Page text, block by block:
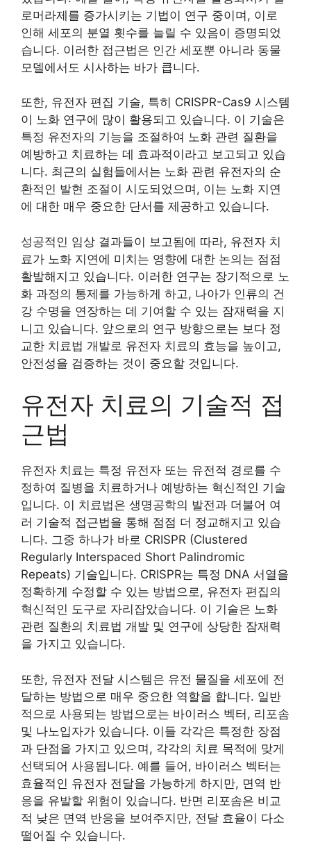
로머라제를 증가시키는 기법이 연구 중이며, 이로
인해 세포의 분열 횟수를 늘릴 수 있음이 증명되었
습니다. 이러한 접근법은 인간 세포뿐 아니라 동물
모델에서도 시사하는 바가 큽니다.
또한, 유전자 편집 기술, 특히 CRISPR-Cas9 시스템
이 노화 연구에 많이 활용되고 있습니다. 이 기술은
특정 유전자의 기능을 조절하여 노화 관련 질환을
예방하고 치료하는 데 효과적이라고 보고되고 있습
니다. 최근의 실험들에서는 노화 관련 유전자의 순
환적인 발현 조절이 시도되었으며, 이는 노화 지연
에 대한 매우 중요한 단서를 제공하고 있습니다.
성공적인 임상 결과들이 보고됨에 따라, 유전자 치
료가 노화 지연에 미치는 영향에 대한 논의는 점점
활발해지고 있습니다. 이러한 연구는 장기적으로 노
화 과정의 통제를 가능하게 하고, 나아가 인류의 건
강 수명을 연장하는 데 기여할 수 있는 잠재력을 지
니고 있습니다. 앞으로의 연구 방향으로는 보다 정
교한 치료법 개발로 유전자 치료의 효능을 높이고,
안전성을 검증하는 것이 중요할 것입니다.
유전자 치료의 기술적 접
근법
유전자 치료는 특정 유전자 또는 유전적 경로를 수
정하여 질병을 치료하거나 예방하는 혁신적인 기술
입니다. 이 치료법은 생명공학의 발전과 더불어 여
러 기술적 접근법을 통해 점점 더 정교해지고 있습
니다. 그중 하나가 바로 CRISPR (Clustered
Regularly Interspaced Short Palindromic
Repeats) 기술입니다. CRISPR는 특정 DNA 서열을
정확하게 수정할 수 있는 방법으로, 유전자 편집의
혁신적인 도구로 자리잡았습니다. 이 기술은 노화
관련 질환의 치료법 개발 및 연구에 상당한 잠재력
을 가지고 있습니다.
또한, 유전자 전달 시스템은 유전 물질을 세포에 전
달하는 방법으로 매우 중요한 역할을 합니다. 일반
적으로 사용되는 방법으로는 바이러스 벡터, 리포솜
및 나노입자가 있습니다. 이들 각각은 특정한 장점
과 단점을 가지고 있으며, 각각의 치료 목적에 맞게
선택되어 사용됩니다. 예를 들어, 바이러스 벡터는
효율적인 유전자 전달을 가능하게 하지만, 면역 반
응을 유발할 위험이 있습니다. 반면 리포솜은 비교
적 낮은 면역 반응을 보여주지만, 전달 효율이 다소
떨어질 수 있습니다.